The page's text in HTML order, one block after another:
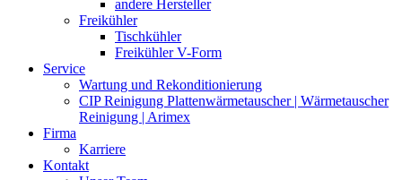
andere Hersteller
Freikühler
Tischkühler
Freikühler V-Form
Service
Wartung und Rekonditionierung
CIP Reinigung Plattenwärmetauscher | Wärmetauscher
Reinigung | Arimex
Firma
Karriere
Kontakt